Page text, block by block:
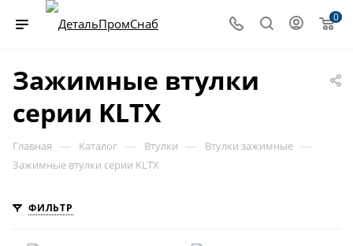
0
Зажимные втулки
серии KLTX
Главная — Каталог — Втулки — Втулки зажимные —
Зажимные втулки серии KLTX
ФИЛЬТР